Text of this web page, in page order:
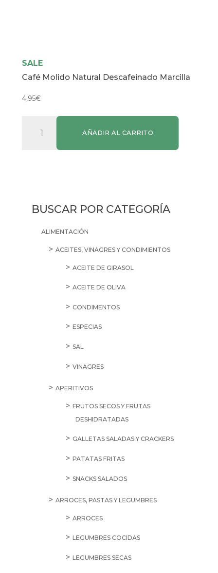
SALE
Café Molido Natural Descafeinado Marcilla
4,95€
Molido
AÑADIR AL CARRITO
BUSCAR POR CATEGORÍA
ALIMENTACIÓN
ACEITES, VINAGRES Y CONDIMIENTOS
ACEITE DE GIRASOL
ACEITE DE OLIVA
CONDIMENTOS
ESPECIAS
SAL
VINAGRES
APERITIVOS
FRUTOS SECOS Y FRUTAS
DESHIDRATADAS
GALLETAS SALADAS Y CRACKERS
PATATAS FRITAS
SNACKS SALADOS
ARROCES, PASTAS Y LEGUMBRES
ARROCES
LEGUMBRES COCIDAS
LEGUMBRES SECAS